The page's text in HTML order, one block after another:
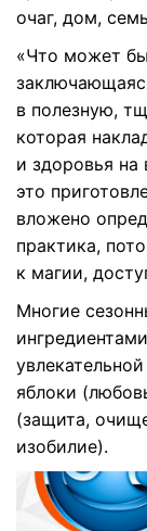
очаг, дом,
«Что может
в полезную,
которая
и здоровья на
это
вложено
практика,
к магии,
Многие
яблоки
(защита,
изобилие).